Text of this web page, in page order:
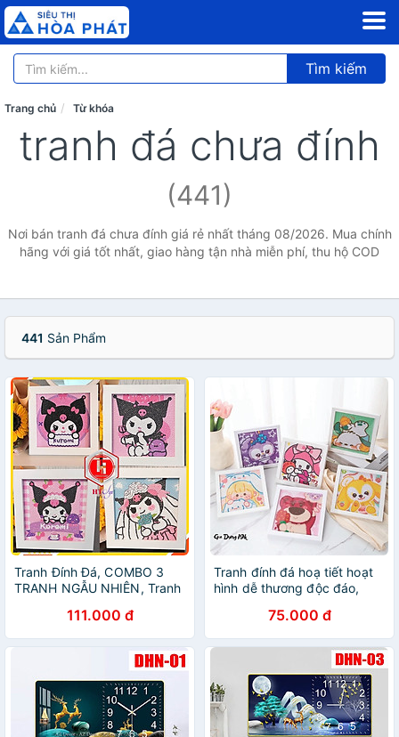
Tìm kiếm
Trang chủ Từ khóa
tranh đá chưa đính
(441)
Nơi bán tranh đá chưa đính giá rẻ nhất tháng 08/2026. Mua chính
hãng với giá tốt nhất, giao hàng tận nhà miễn phí, thu hộ COD
441 Sản Phẩm
Tranh Đính Đá, COMBO 3
TRANH NGẪU NHIÊN, Tranh
20x20cm, Quà Tặng Sinh
Nhật Cho Bé Gái
111.000 đ
Tranh đính đá hoạ tiết hoạt
hình dễ thương độc đáo,
gỗ mẫu ngẫu nhiên
75.000 đ